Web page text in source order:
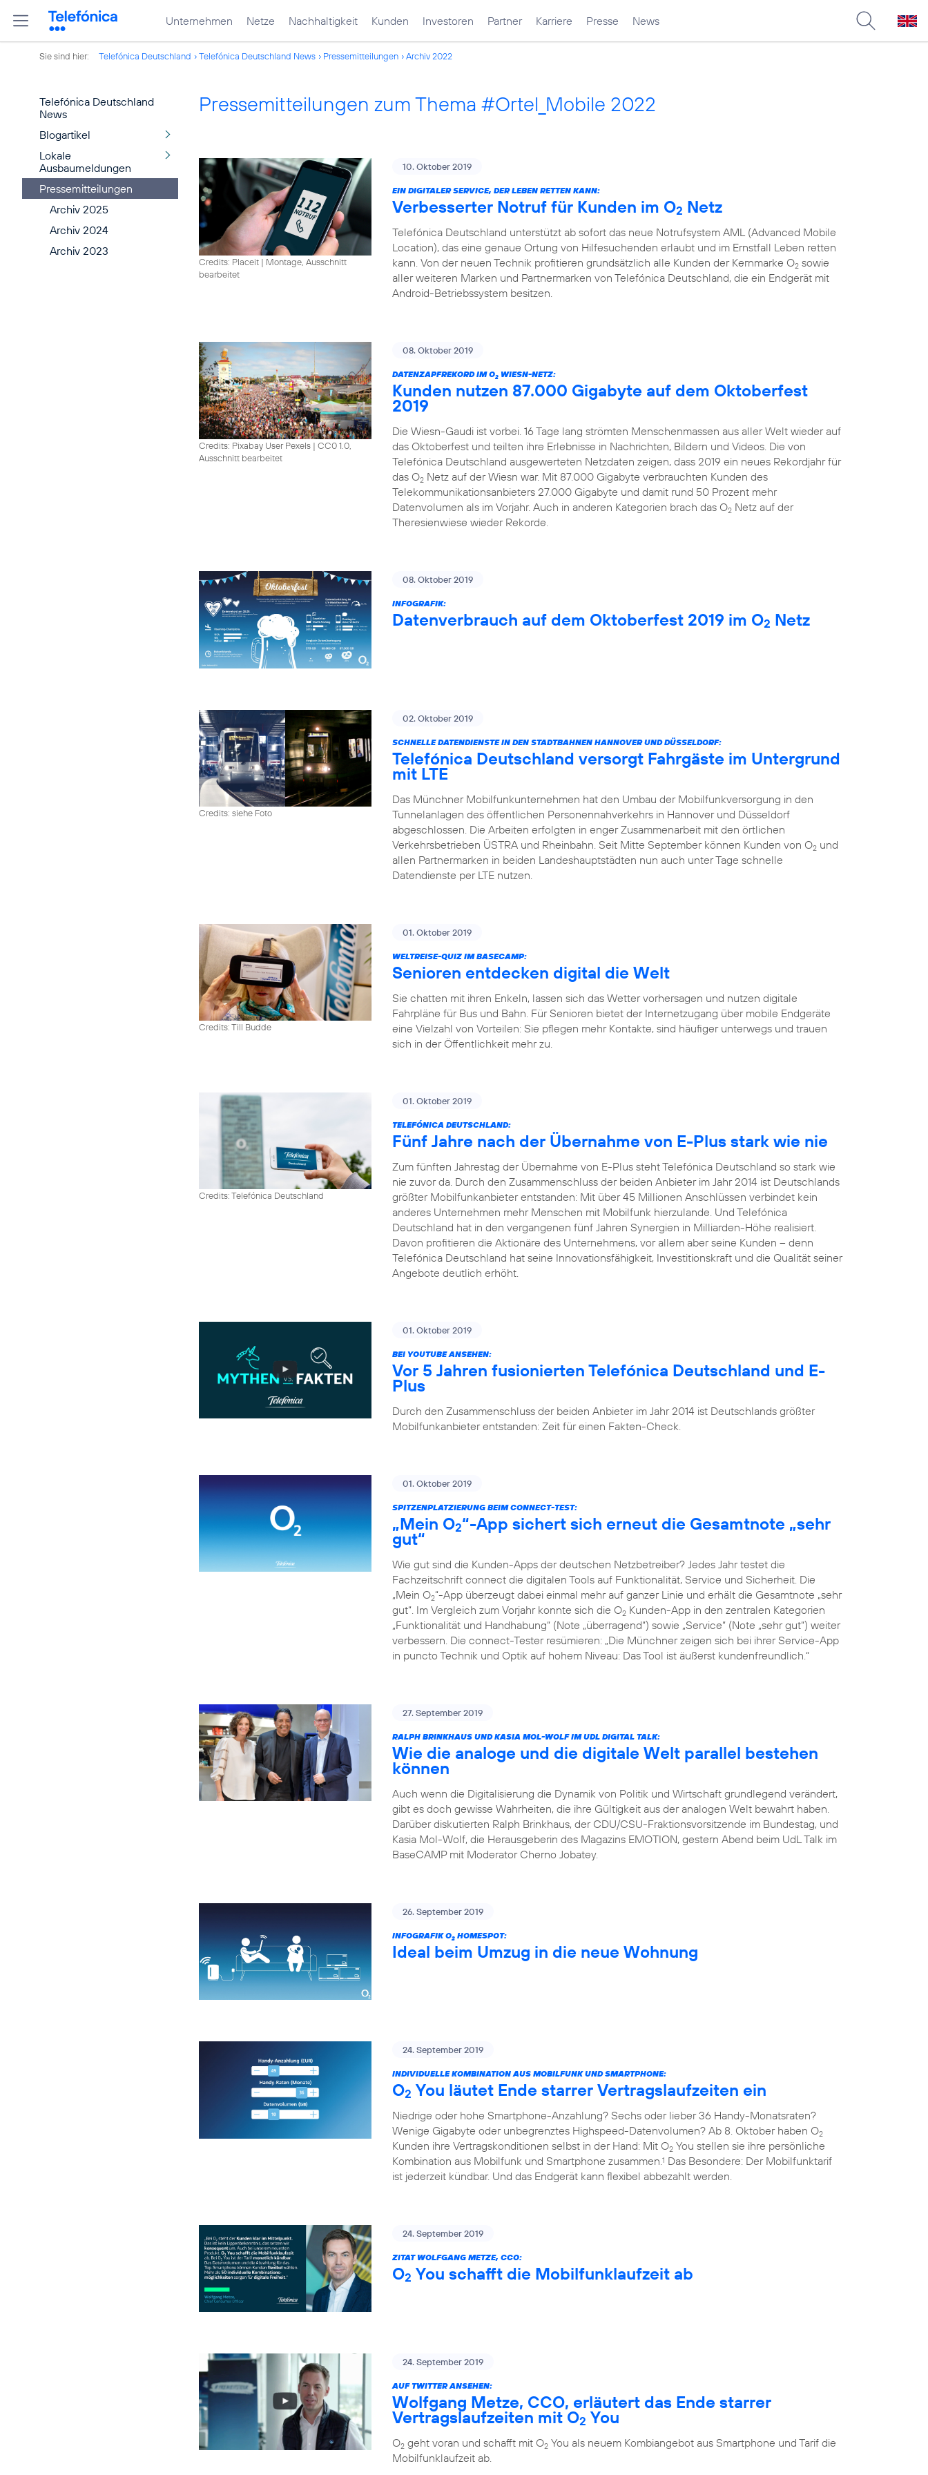
Unternehmen Netze Nachhaltigkeit Kunden Investoren Partner Karriere Presse News
Sie sind hier: Telefónica Deutschland Telefónica Deutschland News Pressemitteilungen Archiv 2022
Telefónica Deutschland
News
Blogartikel
Lokale
Ausbaumeldungen
Pressemitteilungen
Archiv 2025
Archiv 2024
Archiv 2023
Pressemitteilungen zum Thema #Ortel_Mobile 2022
Credits: Placeit | Montage, Ausschnitt
bearbeitet
10. Oktober 2019
EIN DIGITALER SERVICE, DER LEBEN RETTEN KANN:
Verbesserter Notruf für Kunden im O2 Netz
Telefónica Deutschland unterstützt ab sofort das neue Notrufsystem AML (Advanced Mobile
Location), das eine genaue Ortung von Hilfesuchenden erlaubt und im Ernstfall Leben retten
kann. Von der neuen Technik profitieren grundsätzlich alle Kunden der Kernmarke O2 sowie
aller weiteren Marken und Partnermarken von Telefónica Deutschland, die ein Endgerät mit
Android-Betriebssystem besitzen.
Credits: Pixabay User Pexels | CC0 1.0,
Ausschnitt bearbeitet
08. Oktober 2019
DATENZAPFREKORD IM O2 WIESN-NETZ:
Kunden nutzen 87.000 Gigabyte auf dem Oktoberfest
2019
Die Wiesn-Gaudi ist vorbei. 16 Tage lang strömten Menschenmassen aus aller Welt wieder auf
das Oktoberfest und teilten ihre Erlebnisse in Nachrichten, Bildern und Videos. Die von
Telefónica Deutschland ausgewerteten Netzdaten zeigen, dass 2019 ein neues Rekordjahr für
das O2 Netz auf der Wiesn war. Mit 87.000 Gigabyte verbrauchten Kunden des
Telekommunikationsanbieters 27.000 Gigabyte und damit rund 50 Prozent mehr
Datenvolumen als im Vorjahr. Auch in anderen Kategorien brach das O2 Netz auf der
Theresienwiese wieder Rekorde.
08. Oktober 2019
INFOGRAFIK:
Datenverbrauch auf dem Oktoberfest 2019 im O2 Netz
Credits: siehe Foto
02. Oktober 2019
SCHNELLE DATENDIENSTE IN DEN STADTBAHNEN HANNOVER UND DÜSSELDORF:
Telefónica Deutschland versorgt Fahrgäste im Untergrund
mit LTE
Das Münchner Mobilfunkunternehmen hat den Umbau der Mobilfunkversorgung in den
Tunnelanlagen des öffentlichen Personennahverkehrs in Hannover und Düsseldorf
abgeschlossen. Die Arbeiten erfolgten in enger Zusammenarbeit mit den örtlichen
Verkehrsbetrieben ÜSTRA und Rheinbahn. Seit Mitte September können Kunden von O2 und
allen Partnermarken in beiden Landeshauptstädten nun auch unter Tage schnelle
Datendienste per LTE nutzen.
Credits: Till Budde
01. Oktober 2019
WELTREISE-QUIZ IM BASECAMP:
Senioren entdecken digital die Welt
Sie chatten mit ihren Enkeln, lassen sich das Wetter vorhersagen und nutzen digitale
Fahrpläne für Bus und Bahn. Für Senioren bietet der Internetzugang über mobile Endgeräte
eine Vielzahl von Vorteilen: Sie pflegen mehr Kontakte, sind häufiger unterwegs und trauen
sich in der Öffentlichkeit mehr zu.
Credits: Telefónica Deutschland
01. Oktober 2019
TELEFÓNICA DEUTSCHLAND:
Fünf Jahre nach der Übernahme von E-Plus stark wie nie
Zum fünften Jahrestag der Übernahme von E-Plus steht Telefónica Deutschland so stark wie
nie zuvor da. Durch den Zusammenschluss der beiden Anbieter im Jahr 2014 ist Deutschlands
größter Mobilfunkanbieter entstanden: Mit über 45 Millionen Anschlüssen verbindet kein
anderes Unternehmen mehr Menschen mit Mobilfunk hierzulande. Und Telefónica
Deutschland hat in den vergangenen fünf Jahren Synergien in Milliarden-Höhe realisiert.
Davon profitieren die Aktionäre des Unternehmens, vor allem aber seine Kunden – denn
Telefónica Deutschland hat seine Innovationsfähigkeit, Investitionskraft und die Qualität seiner
Angebote deutlich erhöht.
01. Oktober 2019
BEI YOUTUBE ANSEHEN:
Vor 5 Jahren fusionierten Telefónica Deutschland und E-
Plus
Durch den Zusammenschluss der beiden Anbieter im Jahr 2014 ist Deutschlands größter
Mobilfunkanbieter entstanden: Zeit für einen Fakten-Check.
01. Oktober 2019
SPITZENPLATZIERUNG BEIM CONNECT-TEST:
„Mein O2“-App sichert sich erneut die Gesamtnote „sehr
gut“
Wie gut sind die Kunden-Apps der deutschen Netzbetreiber? Jedes Jahr testet die
Fachzeitschrift connect die digitalen Tools auf Funktionalität, Service und Sicherheit. Die
„Mein O2“-App überzeugt dabei einmal mehr auf ganzer Linie und erhält die Gesamtnote „sehr
gut“. Im Vergleich zum Vorjahr konnte sich die O2 Kunden-App in den zentralen Kategorien
„Funktionalität und Handhabung“ (Note „überragend“) sowie „Service“ (Note „sehr gut“) weiter
verbessern. Die connect-Tester resümieren: „Die Münchner zeigen sich bei ihrer Service-App
in puncto Technik und Optik auf hohem Niveau: Das Tool ist äußerst kundenfreundlich.“
27. September 2019
RALPH BRINKHAUS UND KASIA MOL-WOLF IM UDL DIGITAL TALK:
Wie die analoge und die digitale Welt parallel bestehen
können
Auch wenn die Digitalisierung die Dynamik von Politik und Wirtschaft grundlegend verändert,
gibt es doch gewisse Wahrheiten, die ihre Gültigkeit aus der analogen Welt bewahrt haben.
Darüber diskutierten Ralph Brinkhaus, der CDU/CSU-Fraktionsvorsitzende im Bundestag, und
Kasia Mol-Wolf, die Herausgeberin des Magazins EMOTION, gestern Abend beim UdL Talk im
BaseCAMP mit Moderator Cherno Jobatey.
26. September 2019
INFOGRAFIK O2 HOMESPOT:
Ideal beim Umzug in die neue Wohnung
24. September 2019
INDIVIDUELLE KOMBINATION AUS MOBILFUNK UND SMARTPHONE:
O2 You läutet Ende starrer Vertragslaufzeiten ein
Niedrige oder hohe Smartphone-Anzahlung? Sechs oder lieber 36 Handy-Monatsraten?
Wenige Gigabyte oder unbegrenztes Highspeed-Datenvolumen? Ab 8. Oktober haben O2
Kunden ihre Vertragskonditionen selbst in der Hand: Mit O2 You stellen sie ihre persönliche
Kombination aus Mobilfunk und Smartphone zusammen.1 Das Besondere: Der Mobilfunktarif
ist jederzeit kündbar. Und das Endgerät kann flexibel abbezahlt werden.
24. September 2019
ZITAT WOLFGANG METZE, CCO:
O2 You schafft die Mobilfunklaufzeit ab
24. September 2019
AUF TWITTER ANSEHEN:
Wolfgang Metze, CCO, erläutert das Ende starrer
Vertragslaufzeiten mit O2 You
O2 geht voran und schafft mit O2 You als neuem Kombiangebot aus Smartphone und Tarif die
Mobilfunklaufzeit ab.